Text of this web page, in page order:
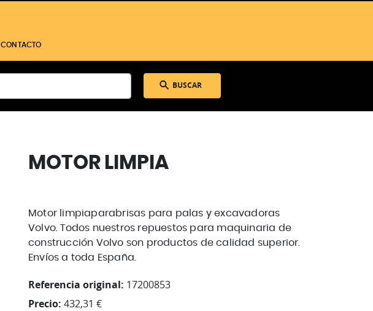
CONTACTO
BUSCAR
MOTOR LIMPIA
Motor limpiaparabrisas para palas y excavadoras
Volvo. Todos nuestros repuestos para maquinaria de
construcción Volvo son productos de calidad superior.
Envíos a toda España.
Referencia original: 17200853
Precio: 432,31 €